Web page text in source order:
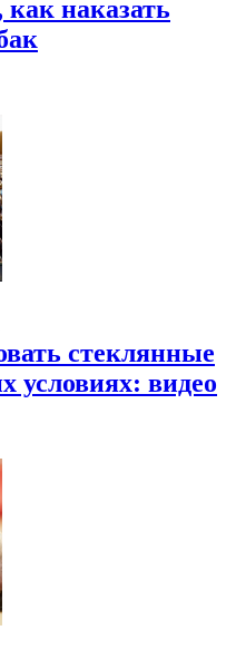
наказать
стеклянные
условиях: видео